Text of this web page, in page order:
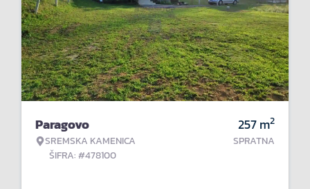
Paragovo
SREMSKA KAMENICA
ŠIFRA: #478100
257m2
SPRATNA